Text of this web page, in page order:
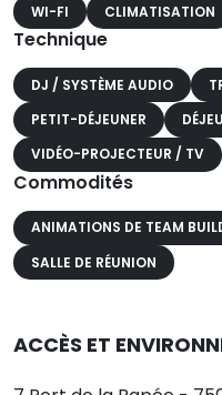
WI-FI CLIMATISATION
Technique
DJ / SYSTÈME AUDIO
PETIT-DÉJEUNER
VIDÉO-PROJECTEUR / TV
Commodités
ANIMATIONS DE TEAM
SALLE DE RÉUNION
ACCÈS ET